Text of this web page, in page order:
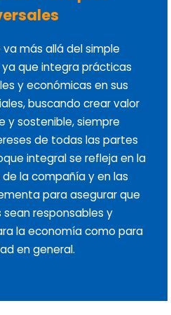
más allá del simple
que integra prácticas
y económicas en sus
buscando crear valor
y sostenible, siempre
de todas las partes
integral se refleja en la
la compañía y en las
para asegurar que
sean responsables y
la economía como para
en general.